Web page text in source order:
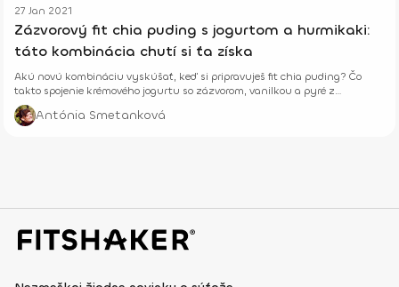
27 Jan 2021
Zázvorový fit chia puding s jogurtom a hurmikaki:
táto kombinácia chutí si ťa získa
Akú novú kombináciu vyskúšať, keď si pripravuješ fit chia puding? Čo
takto spojenie krémového jogurtu so zázvorom, vanilkou a pyré z
hurmikaki?
Antónia Smetanková